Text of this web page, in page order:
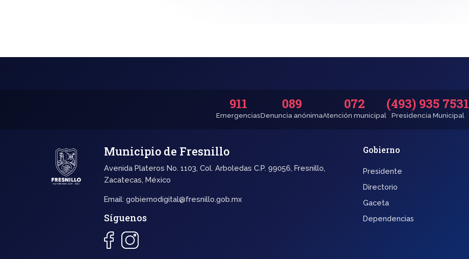
911
Emergencias
089
Denuncia anónima
072
Atención municipal
(493) 935 7531
Presidencia Municipal
Municipio de Fresnillo
Avenida Plateros No. 1103, Col. Arboledas C.P. 99056, Fresnillo,
Zacatecas, México
Email:gobiernodigital@fresnillo.gob.mx
Síguenos
Gobierno
Presidente
Directorio
Gaceta
Dependencias